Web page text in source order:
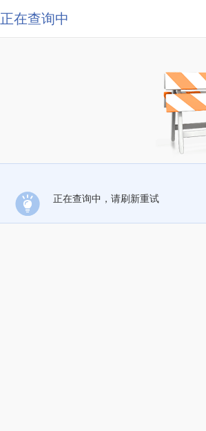
正在查询中
正在查询中，请刷新重试